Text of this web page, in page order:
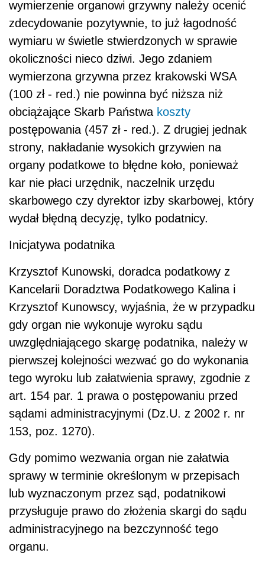
wymierzenie organowi grzywny należy ocenić
zdecydowanie pozytywnie, to już łagodność
wymiaru w świetle stwierdzonych w sprawie
okoliczności nieco dziwi. Jego zdaniem
wymierzona grzywna przez krakowski WSA
(100 zł - red.) nie powinna być niższa niż
obciążające Skarb Państwa koszty
postępowania (457 zł - red.). Z drugiej jednak
strony, nakładanie wysokich grzywien na
organy podatkowe to błędne koło, ponieważ
kar nie płaci urzędnik, naczelnik urzędu
skarbowego czy dyrektor izby skarbowej, który
wydał błędną decyzję, tylko podatnicy.
Inicjatywa podatnika
Krzysztof Kunowski, doradca podatkowy z
Kancelarii Doradztwa Podatkowego Kalina i
Krzysztof Kunowscy, wyjaśnia, że w przypadku
gdy organ nie wykonuje wyroku sądu
uwzględniającego skargę podatnika, należy w
pierwszej kolejności wezwać go do wykonania
tego wyroku lub załatwienia sprawy, zgodnie z
art. 154 par. 1 prawa o postępowaniu przed
sądami administracyjnymi (Dz.U. z 2002 r. nr
153, poz. 1270).
Gdy pomimo wezwania organ nie załatwia
sprawy w terminie określonym w przepisach
lub wyznaczonym przez sąd, podatnikowi
przysługuje prawo do złożenia skargi do sądu
administracyjnego na bezczynność tego
organu.